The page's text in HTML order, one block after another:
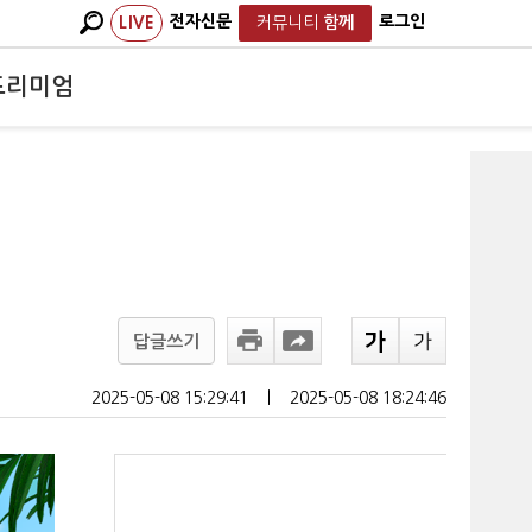
LIVE 전자신문 커뮤니티 함께 로그인
리미엄
답글쓰기
2025-05-08 15:29:41 2025-05-08 18:24:46